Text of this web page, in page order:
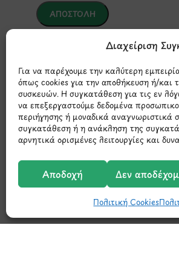
Διαχείριση
Για να παρέχουμε την καλύτερη
όπως cookies για την αποθήκευση ή/και
συσκευών. Η συγκατάθεση για τις εν
να επεξεργαστούμε δεδομένα
περιήγησης ή μοναδικά αναγνωριστικά
συγκατάθεση ή η ανάκληση της
αρνητικά ορισμένες λειτουργίες και
Αποδοχή Δεν
Πολιτική Cookies
*Αυτός ο ιστότοπος προστατεύεται